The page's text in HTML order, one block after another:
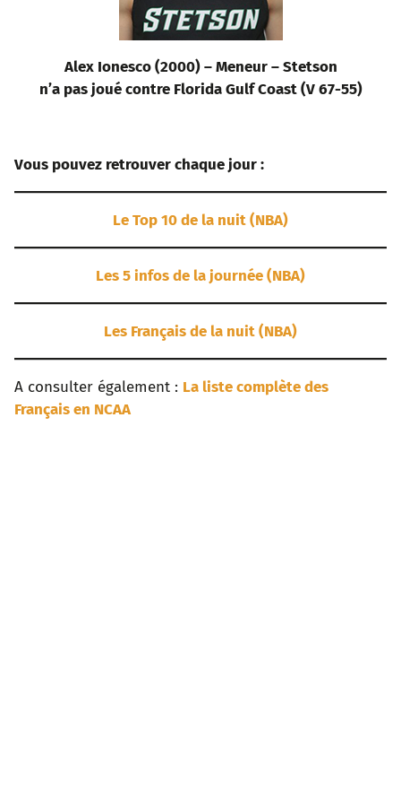
Alex Ionesco (2000) – Meneur – Stetson
n’a pas joué contre Florida Gulf Coast (V 67-55)
Vous pouvez retrouver chaque jour :
Le Top 10 de la nuit (NBA)
Les 5 infos de la journée (NBA)
Les Français de la nuit (NBA)
A consulter également : La liste complète des
Français en NCAA